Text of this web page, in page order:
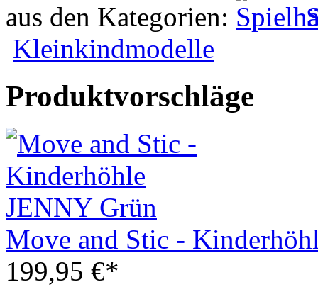
aus den Kategorien:
Kleinkindmodelle
Produktvorschläge
Move and Stic -
199,95 €*